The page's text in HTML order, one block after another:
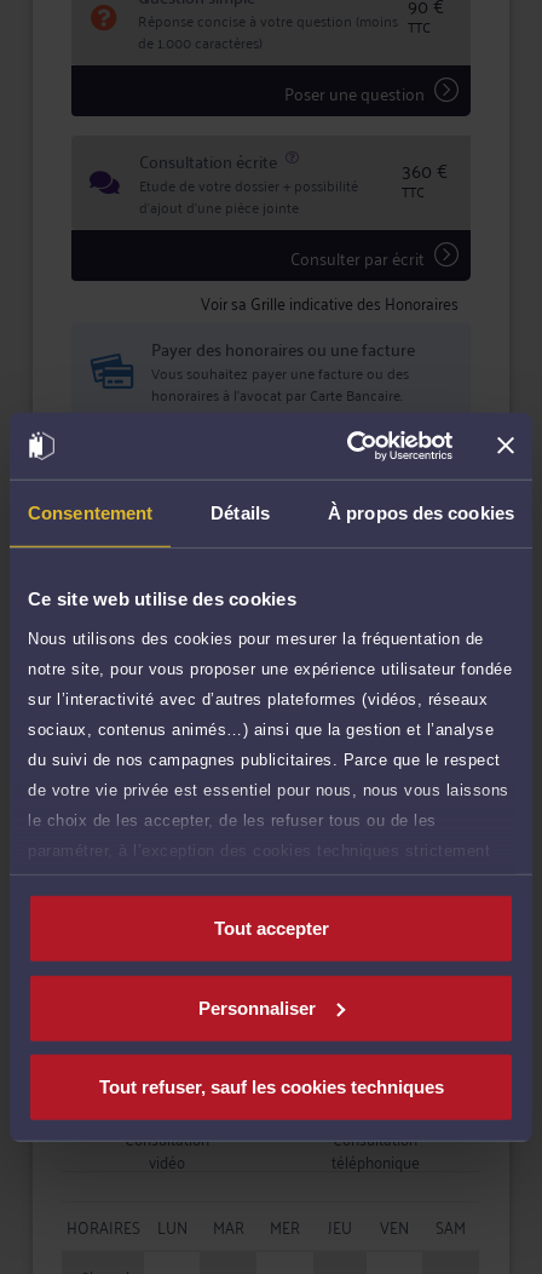
Consentement Détails À propos des cookies
Ce site web utilise des cookies
Nous utilisons des cookies pour mesurer la fréquentation de
notre site, pour vous proposer une expérience utilisateur fondée
sur l’interactivité avec d’autres plateformes (vidéos, réseaux
sociaux, contenus animés…) ainsi que la gestion et l’analyse
du suivi de nos campagnes publicitaires. Parce que le respect
de votre vie privée est essentiel pour nous, nous vous laissons
le choix de les accepter, de les refuser tous ou de les
paramétrer, à l’exception des cookies techniques strictement
nécessaires au fonctionnement du site.
Tout accepter
Personnaliser
Tout refuser, sauf les cookies techniques
Réponse concise à votre question (moins
de 1.000 caractères)
TTC
Poser une question
Consultation écrite
Etude de votre dossier + possibilité
d'ajout d'une pièce jointe
360 €
TTC
Consulter par écrit
Voir sa Grille indicative des Honoraires
Payer des honoraires ou une facture
Vous souhaitez payer une facture ou des
honoraires à l’avocat par Carte Bancaire.
Payer
Compétences
Collectivités locales
Droit public économique
Disponibilités
Consultation
vidéo
Consultation
téléphonique
HORAIRES LUN MAR MER JEU VEN
SAM